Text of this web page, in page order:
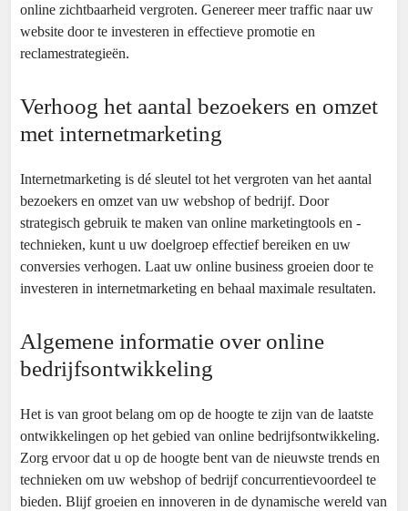
online zichtbaarheid vergroten. Genereer meer traffic naar uw
website door te investeren in effectieve promotie en
reclamestrategieën.
Verhoog het aantal bezoekers en omzet
met internetmarketing
Internetmarketing is dé sleutel tot het vergroten van het aantal
bezoekers en omzet van uw webshop of bedrijf. Door
strategisch gebruik te maken van online marketingtools en -
technieken, kunt u uw doelgroep effectief bereiken en uw
conversies verhogen. Laat uw online business groeien door te
investeren in internetmarketing en behaal maximale resultaten.
Algemene informatie over online
bedrijfsontwikkeling
Het is van groot belang om op de hoogte te zijn van de laatste
ontwikkelingen op het gebied van online bedrijfsontwikkeling.
Zorg ervoor dat u op de hoogte bent van de nieuwste trends en
technieken om uw webshop of bedrijf concurrentievoordeel te
bieden. Blijf groeien en innoveren in de dynamische wereld van